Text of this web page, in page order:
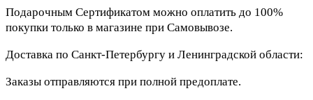
Подарочным Сертификатом можно оплатить до 100%
покупки только в магазине при Самовывозе.
Доставка по Санкт-Петербургу и Ленинградской области:
Заказы отправляются при полной предоплате.